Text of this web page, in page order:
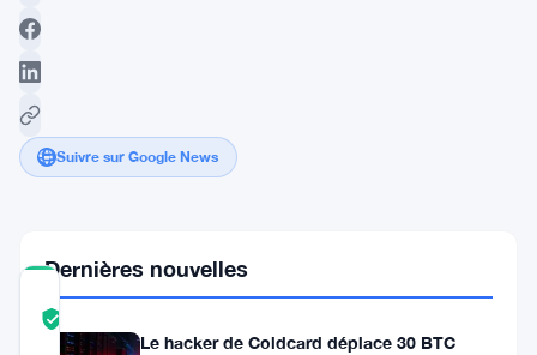
Suivre sur Google News
COMMUNITY
SCORE
Dernières nouvelles
Le hacker de Coldcard déplace 30 BTC